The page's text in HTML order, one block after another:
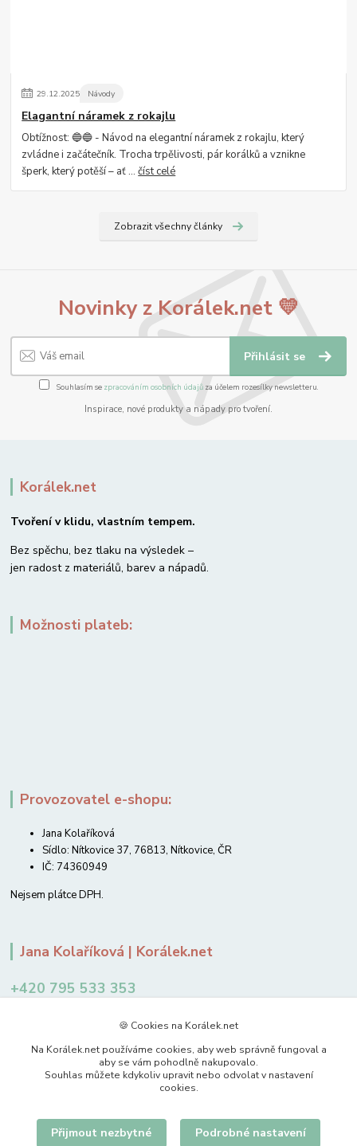
29.12.2025 Návody
Elagantní náramek z rokajlu
Obtížnost: 🔵🔵 - Návod na elegantní náramek z rokajlu, který
zvládne i začátečník. Trocha trpělivosti, pár korálků a vznikne
šperk, který potěší – ať ...číst celé
Zobrazit všechny články
Novinky z Korálek.net 💛
Přihlásit se
Souhlasím se zpracováním osobních údajůza účelem rozesílky newsletteru.
Inspirace, nové produkty a nápady pro tvoření.
Korálek.net
Tvoření v klidu, vlastním tempem.
Bez spěchu, bez tlaku na výsledek –
jen radost z materiálů, barev a nápadů.
Možnosti plateb:
Provozovatel e-shopu:
Jana Kolaříková
Sídlo: Nítkovice 37, 76813, Nítkovice, ČR
IČ: 74360949
Nejsem plátce DPH.
Jana Kolaříková | Korálek.net
+420 795 533 353
jkolarikova@koralek.net
🍪 Cookies na Korálek.net
Na Korálek.net používáme cookies, aby web správně fungoval a
aby se vám pohodlně nakupovalo.
Souhlas můžete kdykoliv upravit nebo odvolat v nastavení
cookies.
Přijmout nezbytné Podrobné nastavení